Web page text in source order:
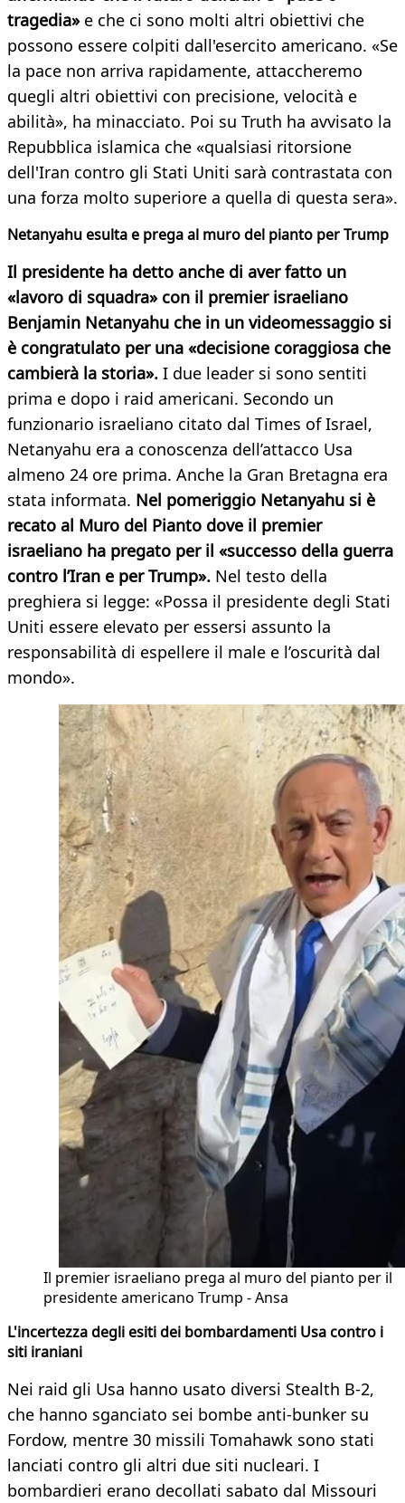
tragedia» e che ci sono molti altri obiettivi che
possono essere colpiti dall'esercito americano. «Se
la pace non arriva rapidamente, attaccheremo
quegli altri obiettivi con precisione, velocità e
abilità», ha minacciato. Poi su Truth ha avvisato la
Repubblica islamica che «qualsiasi ritorsione
dell'Iran contro gli Stati Uniti sarà contrastata con
una forza molto superiore a quella di questa sera».
Netanyahu esulta e prega al muro del pianto per Trump
Il presidente ha detto anche di aver fatto un
«lavoro di squadra» con il premier israeliano
Benjamin Netanyahu che in un videomessaggio si
è congratulato per una «decisione coraggiosa che
cambierà la storia». I due leader si sono sentiti
prima e dopo i raid americani. Secondo un
funzionario israeliano citato dal Times of Israel,
Netanyahu era a conoscenza dell’attacco Usa
almeno 24 ore prima. Anche la Gran Bretagna era
stata informata. Nel pomeriggio Netanyahu si è
recato al Muro del Pianto dove il premier
israeliano ha pregato per il «successo della guerra
contro l’Iran e per Trump». Nel testo della
preghiera si legge: «Possa il presidente degli Stati
Uniti essere elevato per essersi assunto la
responsabilità di espellere il male e l’oscurità dal
mondo».
Il premier israeliano prega al muro del pianto per il
presidente americano Trump - Ansa
L'incertezza degli esiti dei bombardamenti Usa contro i
siti iraniani
Nei raid gli Usa hanno usato diversi Stealth B-2,
che hanno sganciato sei bombe anti-bunker su
Fordow, mentre 30 missili Tomahawk sono stati
lanciati contro gli altri due siti nucleari. I
bombardieri erano decollati sabato dal Missouri